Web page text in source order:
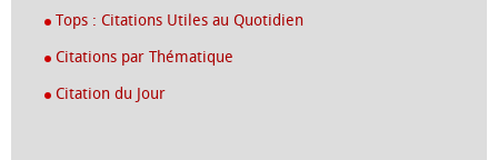
Tops : Citations Utiles au Quotidien
Citations par Thématique
Citation du Jour